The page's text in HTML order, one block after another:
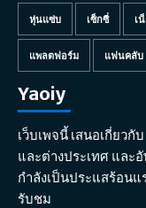
หุ่นแซ่บ เซ็กซี่ เ
แพลตฟอร์ม แฟนคลับ
Yaoiy
เว็บเพจนี้ เสนอเกี่ยวกั
และต่างประเทศ และ
กำลังเป็นประแสร้อน
รับชม